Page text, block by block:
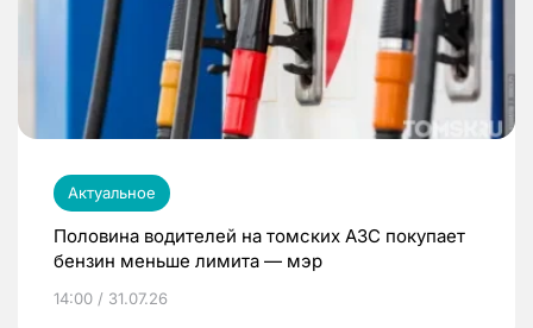
Актуальное
Половина водителей на томских АЗС покупает
бензин меньше лимита — мэр
14:00 / 31.07.26